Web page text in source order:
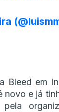
Bleed em
novo e já
pela